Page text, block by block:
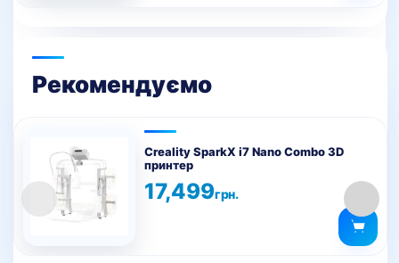
сторінці
товару
Рекомендуємо
Creality SparkX i7 Nano Combo 3D
принтер
17,499грн.